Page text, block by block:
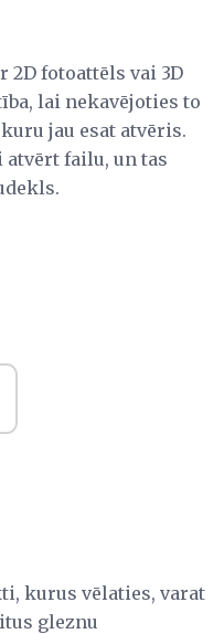
2D fotoattēls vai 3D
lai nekavējoties to
jau esat atvēris.
atvērt failu, un tas
kurus vēlaties, varat
gleznu